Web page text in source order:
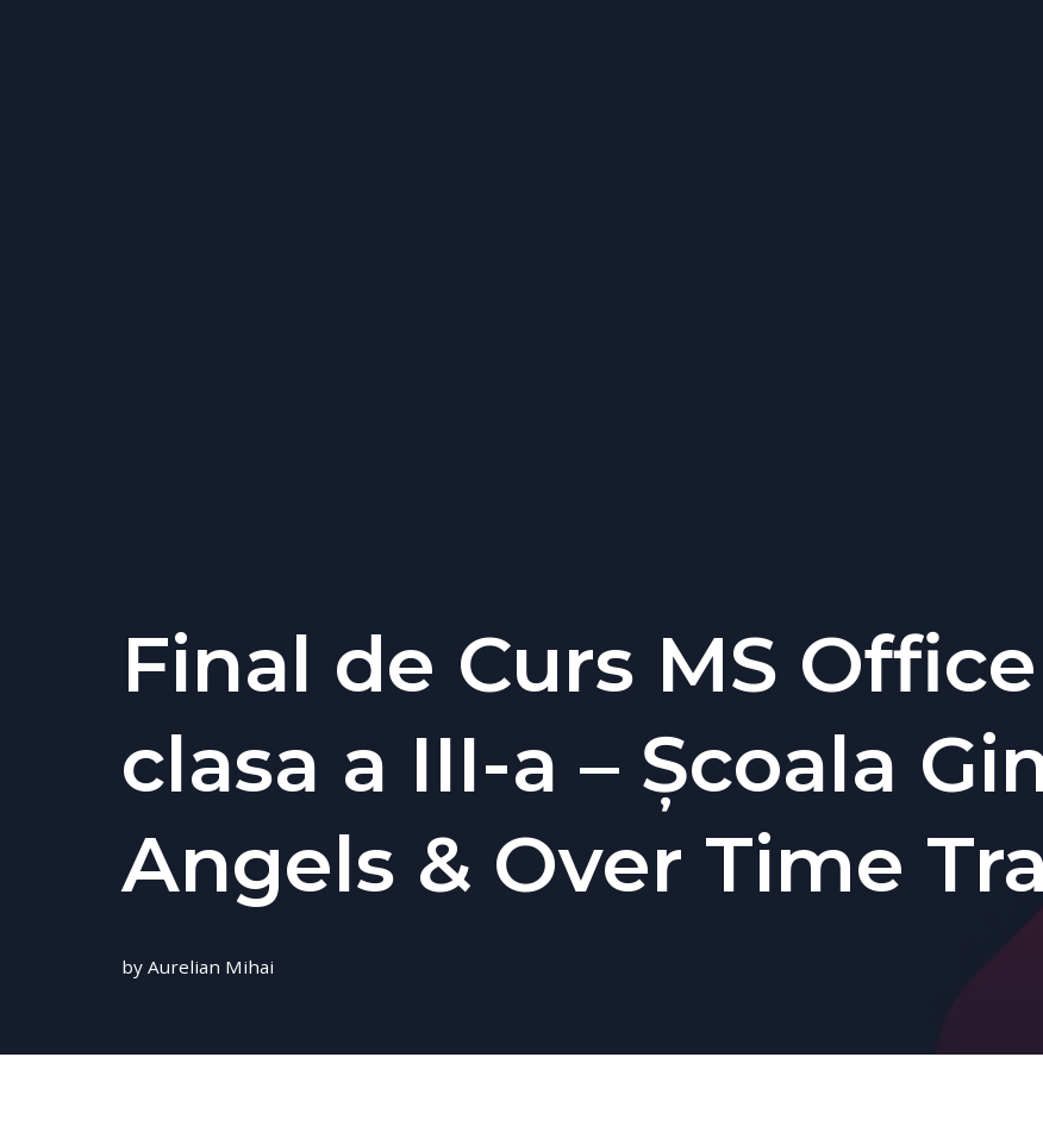
Final de Curs MS
clasa a III-a – Școala
Angels & Over Time
by Aurelian Mihai